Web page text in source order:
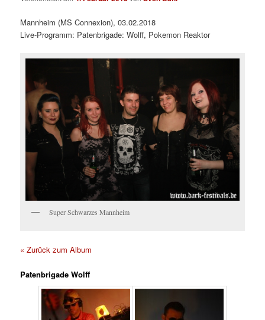
Mannheim (MS Connexion), 03.02.2018
Live-Programm: Patenbrigade: Wolff, Pokemon Reaktor
Super Schwarzes Mannheim
« Zurück zum Album
Patenbrigade Wolff